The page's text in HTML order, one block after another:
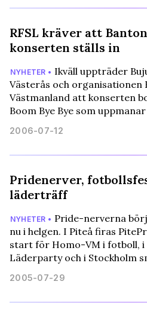
RFSL kräver att
konserten ställs in
NYHETER • Ikväll uppträder
Västerås och organisationen
Västmanland att konserten
Boom Bye Bye som
2006-07-12
Pridenerver,
läderträff
NYHETER • Pride-nerverna
nu i helgen. I Piteå firas
start för Homo-VM i fotboll,
Läderparty och i Stockholm
2005-07-29